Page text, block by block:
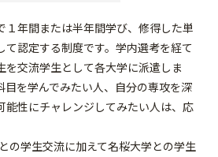
１年間または半年間学び、修得した単
て認定する制度です。学内選考を経て
を交流学生として各大学に派遣しま
目を学んでみたい人、自分の専攻を深
能性にチャレンジしてみたい人は、応
の学生交流に加えて名桜大学との学生